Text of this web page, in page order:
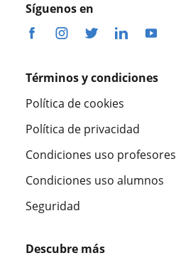
Síguenos en
Términos y condiciones
Política de cookies
Política de privacidad
Condiciones uso profesores
Condiciones uso alumnos
Seguridad
Descubre más